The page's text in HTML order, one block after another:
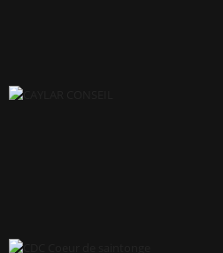
NAOSTYLE FOOT FREESTYLE